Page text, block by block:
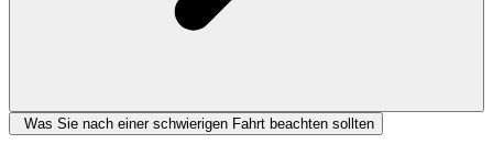
Was Sie nach einer schwierigen Fahrt beachten sollten